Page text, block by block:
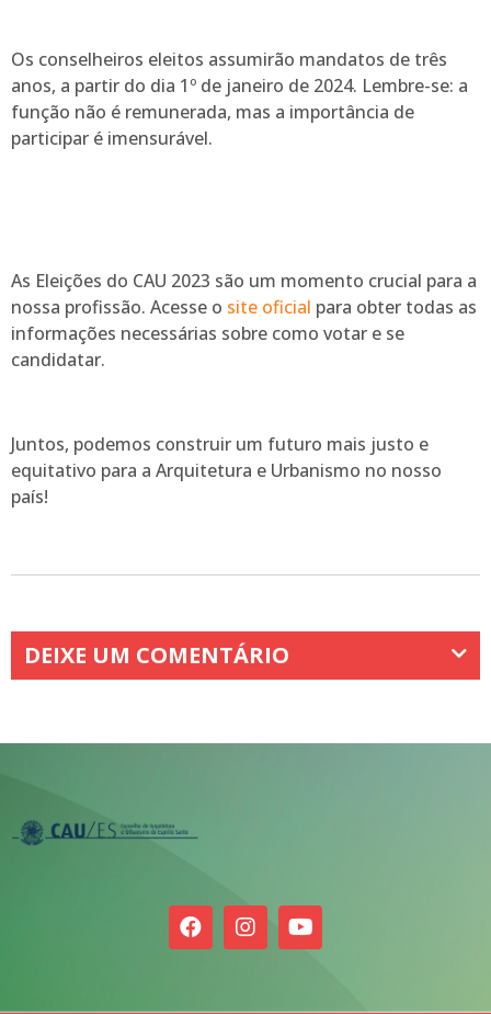
Os conselheiros eleitos assumirão mandatos de três
anos, a partir do dia 1º de janeiro de 2024. Lembre-se: a
função não é remunerada, mas a importância de
participar é imensurável.
As Eleições do CAU 2023 são um momento crucial para a
nossa profissão. Acesse o site oficial para obter todas as
informações necessárias sobre como votar e se
candidatar.
Juntos, podemos construir um futuro mais justo e
equitativo para a Arquitetura e Urbanismo no nosso
país!
DEIXE UM COMENTÁRIO